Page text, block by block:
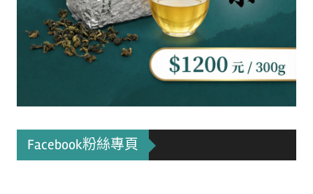
Facebook粉絲專頁